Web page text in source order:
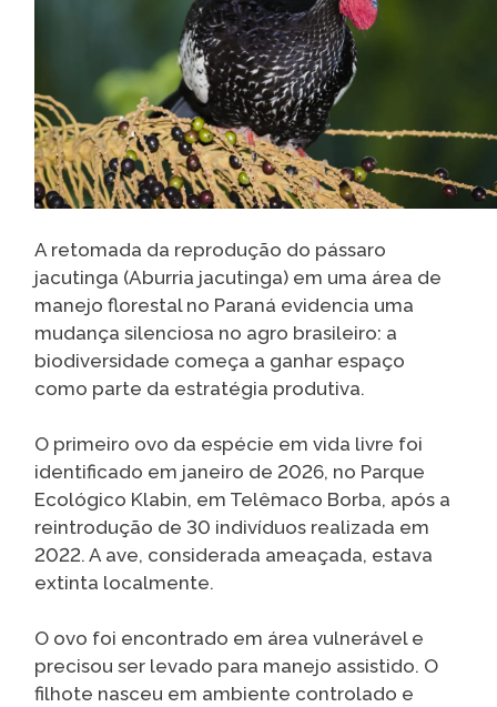
A retomada da reprodução do pássaro
jacutinga (Aburria jacutinga) em uma área de
manejo florestal no Paraná evidencia uma
mudança silenciosa no agro brasileiro: a
biodiversidade começa a ganhar espaço
como parte da estratégia produtiva.
O primeiro ovo da espécie em vida livre foi
identificado em janeiro de 2026, no Parque
Ecológico Klabin, em Telêmaco Borba, após a
reintrodução de 30 indivíduos realizada em
2022. A ave, considerada ameaçada, estava
extinta localmente.
O ovo foi encontrado em área vulnerável e
precisou ser levado para manejo assistido. O
filhote nasceu em ambiente controlado e